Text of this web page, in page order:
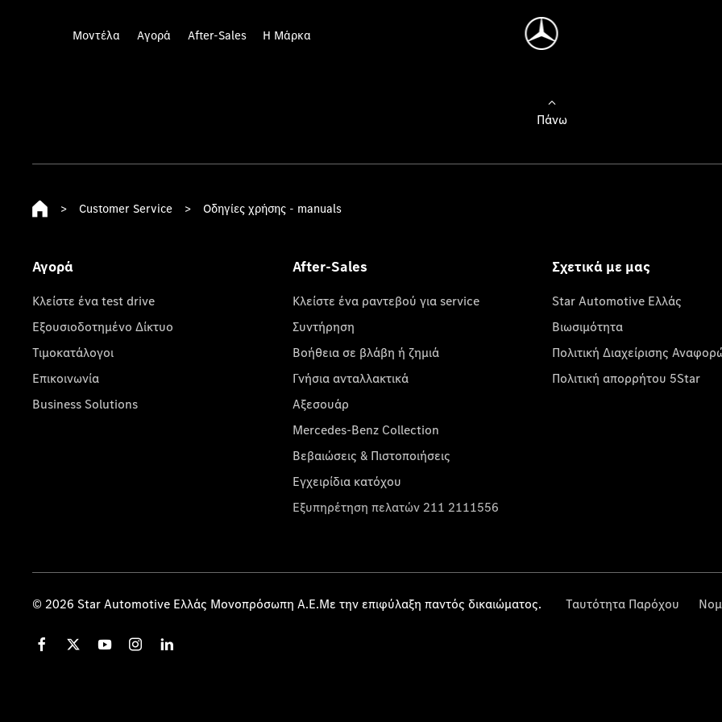
Μοντέλα Αγορά After-Sales Η Μάρκα
Πάνω
> Customer Service > Οδηγίες χρήσης - manuals
Αγορά
Κλείστε ένα test drive
Εξουσιοδοτημένο Δίκτυο
Τιμοκατάλογοι
Επικοινωνία
Business Solutions
After-Sales
Κλείστε ένα ραντεβού για service
Συντήρηση
Βοήθεια σε βλάβη ή ζημιά
Γνήσια ανταλλακτικά
Αξεσουάρ
Mercedes-Benz Collection
Βεβαιώσεις & Πιστοποιήσεις
Εγχειρίδια κατόχου
Εξυπηρέτηση πελατών 211 2111556
Σχετικά με μας
Star Automotive Ελλάς
Βιωσιμότητα
Πολιτική Διαχείρισης
Πολιτική απορρήτου 5Star
© 2026 Star Automotive Ελλάς Μονοπρόσωπη Α.Ε.Με την επιφύλαξη παντός δικαιώματος. Ταυτότητα Παρόχου